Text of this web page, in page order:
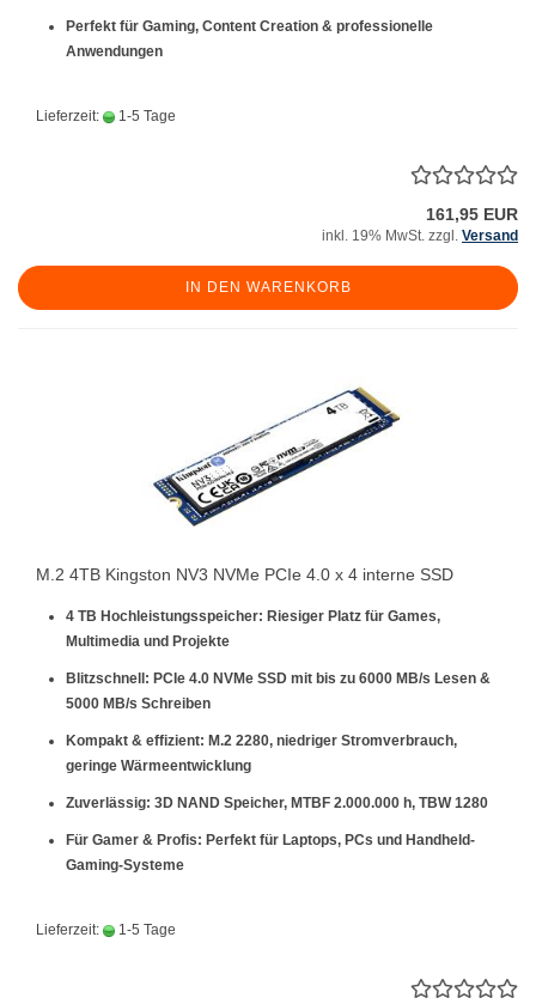
Perfekt für Gaming, Content Creation & professionelle
Anwendungen
Lieferzeit: 1-5 Tage
161,95 EUR
inkl. 19% MwSt. zzgl. Versand
IN DEN WARENKORB
M.2 4TB Kingston NV3 NVMe PCIe 4.0 x 4 interne SSD
4 TB Hochleistungsspeicher: Riesiger Platz für Games,
Multimedia und Projekte
Blitzschnell: PCIe 4.0 NVMe SSD mit bis zu 6000 MB/s Lesen &
5000 MB/s Schreiben
Kompakt & effizient: M.2 2280, niedriger Stromverbrauch,
geringe Wärmeentwicklung
Zuverlässig: 3D NAND Speicher, MTBF 2.000.000 h, TBW 1280
Für Gamer & Profis: Perfekt für Laptops, PCs und Handheld-
Gaming-Systeme
Lieferzeit: 1-5 Tage